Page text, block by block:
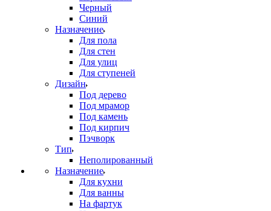
Черный
Синий
Назначение
Для пола
Для стен
Для улиц
Для ступеней
Дизайн
Под дерево
Под мрамор
Под камень
Под кирпич
Пэчворк
Тип
Неполированный
Назначение
Для кухни
Для ванны
На фартук